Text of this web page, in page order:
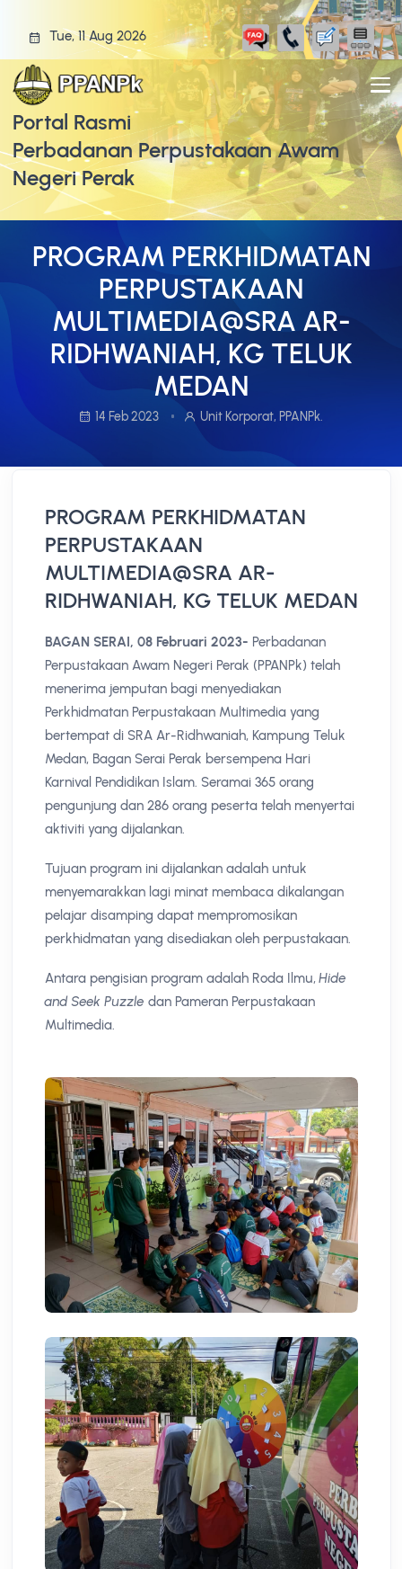
Tue, 11 Aug 2026
Portal Rasmi
Perbadanan Perpustakaan Awam
Negeri Perak
PROGRAM PERKHIDMATAN
PERPUSTAKAAN
MULTIMEDIA@SRA AR-
RIDHWANIAH, KG TELUK
MEDAN
14 Feb 2023 Unit Korporat, PPANPk.
PROGRAM PERKHIDMATAN
PERPUSTAKAAN
MULTIMEDIA@SRA AR-
RIDHWANIAH, KG TELUK MEDAN
BAGAN SERAI, 08 Februari 2023- Perbadanan
Perpustakaan Awam Negeri Perak (PPANPk) telah
menerima jemputan bagi menyediakan
Perkhidmatan Perpustakaan Multimedia yang
bertempat di SRA Ar-Ridhwaniah, Kampung Teluk
Medan, Bagan Serai Perak bersempena Hari
Karnival Pendidikan Islam. Seramai 365 orang
pengunjung dan 286 orang peserta telah menyertai
aktiviti yang dijalankan.
Tujuan program ini dijalankan adalah untuk
menyemarakkan lagi minat membaca dikalangan
pelajar disamping dapat mempromosikan
perkhidmatan yang disediakan oleh perpustakaan.
Antara pengisian program adalah Roda Ilmu,Hide
and Seek Puzzle dan Pameran Perpustakaan
Multimedia.